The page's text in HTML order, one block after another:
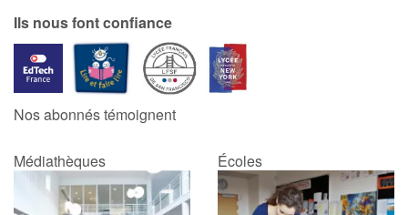
Formats et illustrations
Catalogue anglais
Contraste +
Ils nous font confiance
Nos abonnés témoignent
Médiathèques Écoles